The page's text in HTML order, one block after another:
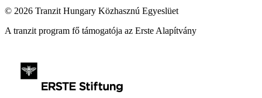
© 2026 Tranzit Hungary Közhasznú Egyeslüet
A tranzit program fő támogatója az Erste Alapítvány